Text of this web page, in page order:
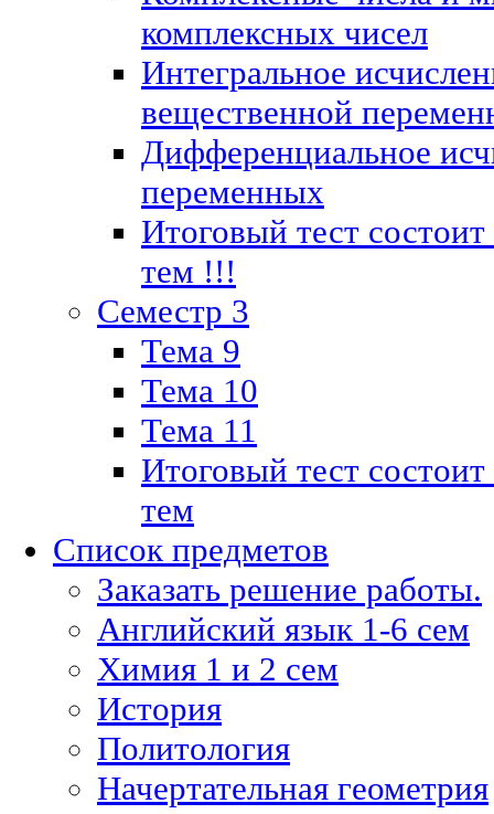
комплексных чисел
Интегральное
вещественной
Дифференциальное
переменных
Итоговый тест
тем !!!
Семестр 3
Тема 9
Тема 10
Тема 11
Итоговый тест
тем
Список предметов
Заказать решение работы.
Английский язык 1-6 сем
Химия 1 и 2 сем
История
Политология
Начертательная геометрия